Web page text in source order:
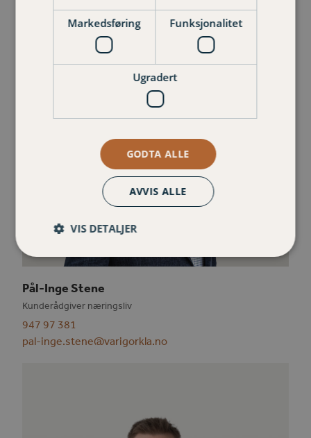
Pål-Inge Stene
Kunderådgiver næringsliv
947 97 381
pal-inge.stene@varigorkla.no
Markedsføring Funksjonalitet
Ugradert
GODTA ALLE
AVVIS ALLE
VIS DETALJER